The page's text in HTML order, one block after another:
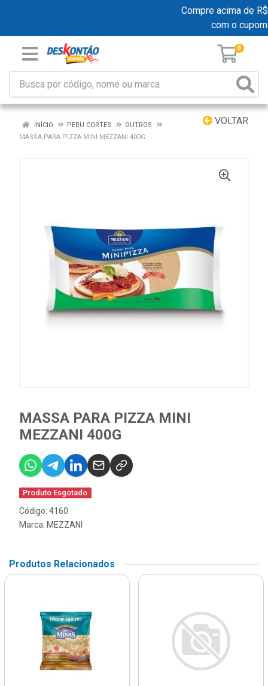
Compre acima de
com o cupom
0
VOLTAR
INÍCIO PERU CORTES
OUTROS
MASSA PARA PIZZA MINI MEZZANI 400G
MASSA PARA PIZZA MINI
MEZZANI 400G
Produto Esgotado
Código: 4160
Marca: MEZZANI
Produtos Relacionados